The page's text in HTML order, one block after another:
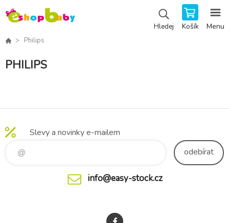
Hledej Košík Menu
Philips
PHILIPS
Slevy a novinky e-mailem
odebírat
info@easy-stock.cz